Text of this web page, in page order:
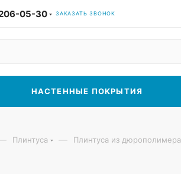
05-30 ЗАКАЗАТЬ ЗВОНОК
НАСТЕННЫЕ ПОКРЫТИЯ
Плинтуса — Плинтуса из дюрополимера